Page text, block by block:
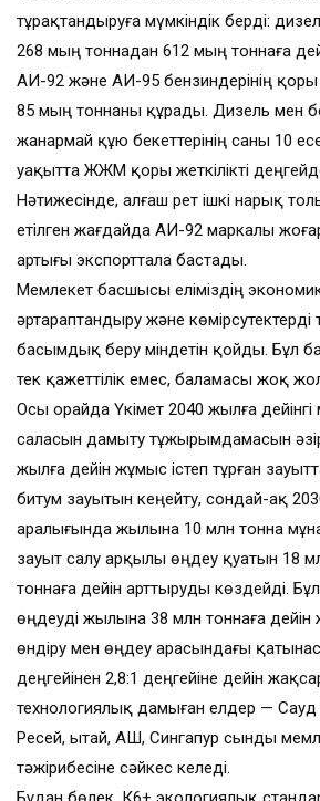
тұрақтандыруға мүмкіндік берді:
268 мың тоннадан 612 мың тоннаға
АИ-92 және АИ-95 бензиндерінің қоры
85 мың тоннаны құрады. Дизель мен
жанармай құю бекеттерінің саны 10
уақытта ЖЖМ қоры жеткілікті
Нәтижесінде, алғаш рет ішкі нарық
етілген жағдайда АИ-92 маркалы
артығы экспорттала бастады.
Мемлекет басшысы еліміздің
әртараптандыру және көмірсутектерді
басымдық беру міндетін қойды. Бұл
тек қажеттілік емес, баламасы жоқ
Осы орайда Үкімет 2040 жылға
саласын дамыту тұжырымдамасын
жылға дейін жұмыс істеп тұрған
битум зауытын кеңейту, сондай-ақ
аралығында жылына 10 млн тонна
зауыт салу арқылы өңдеу қуатын 18
тоннаға дейін арттыруды көздейді.
өңдеуді жылына 38 млн тоннаға дейін
өндіру мен өңдеу арасындағы қатынас
деңгейінен 2,8:1 деңгейіне дейін
технологиялық дамыған елдер —
Ресей, Қытай, АҚШ, Сингапур сынды
тәжірибесіне сәйкес келеді.